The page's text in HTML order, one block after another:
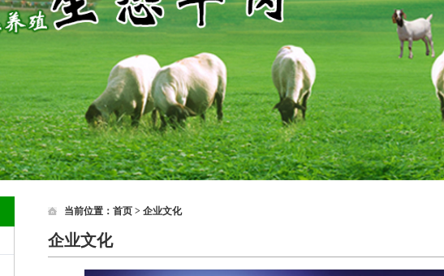
当前位置： 首页 > 企业文化
企业文化